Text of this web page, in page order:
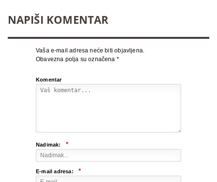
NAPIŠI KOMENTAR
Vaša e-mail adresa neće biti objavljena.
Obavezna polja su označena *
Komentar
Nadimak: *
E-mail adresa: *